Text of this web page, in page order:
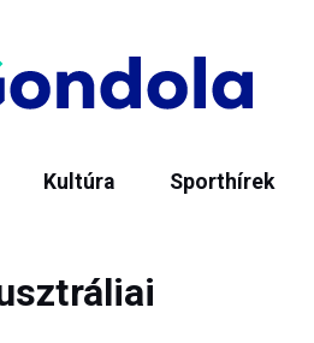
Kultúra Sporthírek